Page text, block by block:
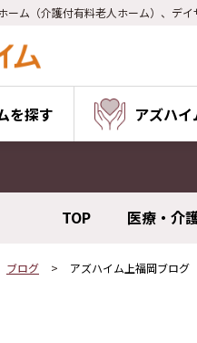
ーム（介護付有料老人ホーム）、デ
を探す アズハ
TOP 医療・介
ブログ アズハイム上福岡ブログ